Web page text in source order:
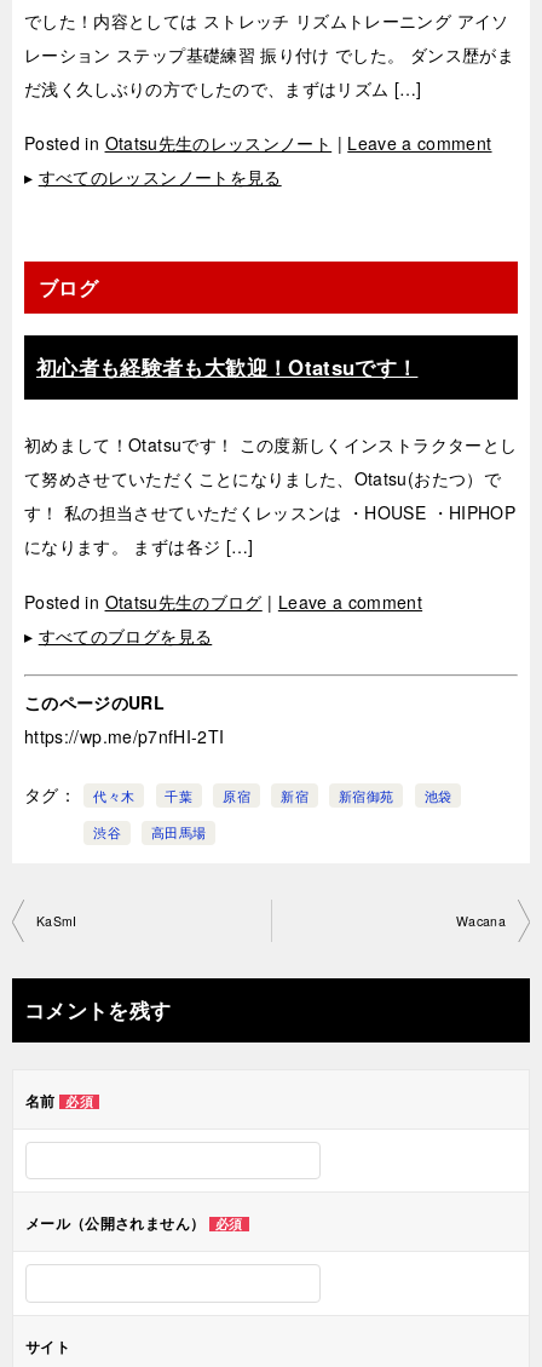
でした！内容としては ストレッチ リズムトレーニング アイソ
レーション ステップ基礎練習 振り付け でした。 ダンス歴がま
だ浅く久しぶりの方でしたので、まずはリズム […]
Posted in Otatsu先生のレッスンノート | Leave a comment
▸ すべてのレッスンノートを見る
ブログ
初心者も経験者も大歓迎！Otatsuです！
初めまして！Otatsuです！ この度新しくインストラクターとし
て努めさせていただくことになりました、Otatsu(おたつ）で
す！ 私の担当させていただくレッスンは ・HOUSE ・HIPHOP
になります。 まずは各ジ […]
Posted in Otatsu先生のブログ | Leave a comment
▸ すべてのブログを見る
このページのURL
https://wp.me/p7nfHI-2TI
タグ 代々木 千葉 原宿 新宿 新宿御苑 池袋
渋谷 高田馬場
投
ナ
ビ
ー
ン
KaSmI Wacana
コメントを残す
名前 必須
メール（公開されません） 必須
サイト